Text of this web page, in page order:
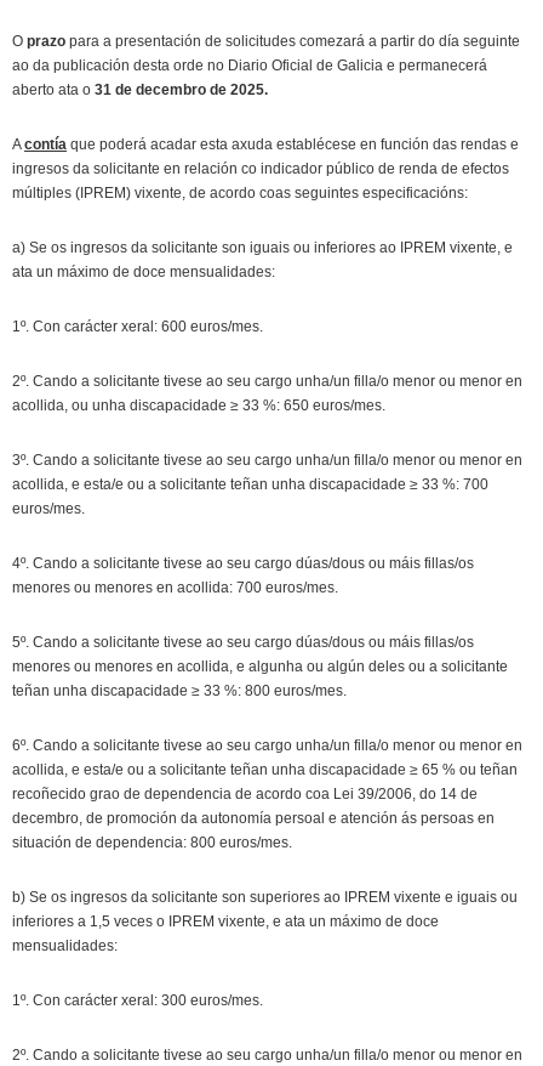
O prazo para a presentación de solicitudes comezará a partir do día seguinte
ao da publicación desta orde no Diario Oficial de Galicia e permanecerá
aberto ata o 31 de decembro de 2025.
Acontía que poderá acadar esta axuda establécese en función das rendas e
ingresos da solicitante en relación co indicador público de renda de efectos
múltiples (IPREM) vixente, de acordo coas seguintes especificacións:
a) Se os ingresos da solicitante son iguais ou inferiores ao IPREM vixente, e
ata un máximo de doce mensualidades:
1º. Con carácter xeral: 600 euros/mes.
2º. Cando a solicitante tivese ao seu cargo unha/un filla/o menor ou menor en
acollida, ou unha discapacidade ≥ 33 %: 650 euros/mes.
3º. Cando a solicitante tivese ao seu cargo unha/un filla/o menor ou menor en
acollida, e esta/e ou a solicitante teñan unha discapacidade ≥ 33 %: 700
euros/mes.
4º. Cando a solicitante tivese ao seu cargo dúas/dous ou máis fillas/os
menores ou menores en acollida: 700 euros/mes.
5º. Cando a solicitante tivese ao seu cargo dúas/dous ou máis fillas/os
menores ou menores en acollida, e algunha ou algún deles ou a solicitante
teñan unha discapacidade ≥ 33 %: 800 euros/mes.
6º. Cando a solicitante tivese ao seu cargo unha/un filla/o menor ou menor en
acollida, e esta/e ou a solicitante teñan unha discapacidade ≥ 65 % ou teñan
recoñecido grao de dependencia de acordo coa Lei 39/2006, do 14 de
decembro, de promoción da autonomía persoal e atención ás persoas en
situación de dependencia: 800 euros/mes.
b) Se os ingresos da solicitante son superiores ao IPREM vixente e iguais ou
inferiores a 1,5 veces o IPREM vixente, e ata un máximo de doce
mensualidades:
1º. Con carácter xeral: 300 euros/mes.
2º. Cando a solicitante tivese ao seu cargo unha/un filla/o menor ou menor en